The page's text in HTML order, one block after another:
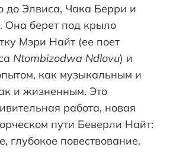
до Элвиса, Чака Берри и
Она берет под крыло
Мэри Найт (ее поет
Ntombizodwa Ndlovu) и
как музыкальным и
и жизненным. Это
работа, новая
пути Беверли Найт:
глубокое повествование.